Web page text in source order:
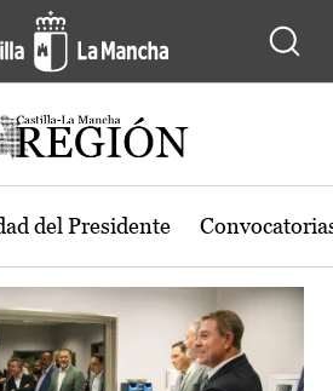
región de Castilla-
del Presidente